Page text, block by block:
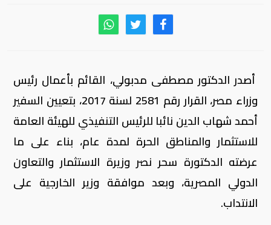
أصدر الدكتور مصطفى مدبولي، القائم بأعمال رئيس
وزراء مصر، القرار رقم 2581 لسنة 2017، بتعيين السفير
أحمد شهاب الدين نائبا للرئيس التنفيذي للهيئة العامة
للاستثمار والمناطق الحرة لمدة عام، بناء على ما
عرضته الدكتورة سحر نصر وزيرة الاستثمار والتعاون
الدولي المصرية، وبعد موافقة وزير الخارجية على
الانتداب.